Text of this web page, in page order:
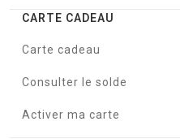
CARTE CADEAU
Carte cadeau
Consulter le solde
Activer ma carte